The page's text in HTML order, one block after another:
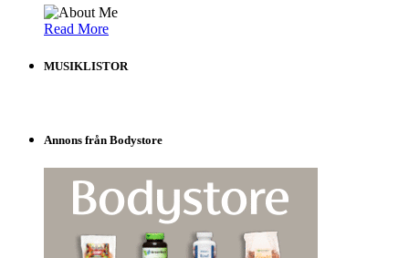
Read More
MUSIKLISTOR
Annons från Bodystore